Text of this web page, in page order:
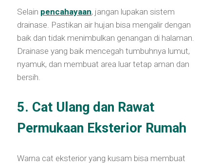
Selain pencahayaan, jangan lupakan sistem
drainase. Pastikan air hujan bisa mengalir dengan
baik dan tidak menimbulkan genangan di halaman.
Drainase yang baik mencegah tumbuhnya lumut,
nyamuk, dan membuat area luar tetap aman dan
bersih.
5. Cat Ulang dan Rawat
Permukaan Eksterior Rumah
Warna cat eksterior yang kusam bisa membuat